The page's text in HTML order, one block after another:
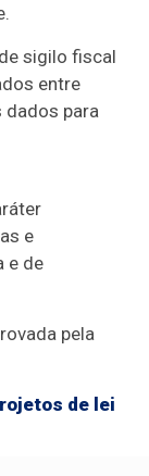
sigilo fiscal
entre
dados para
e
e de
pela
de lei